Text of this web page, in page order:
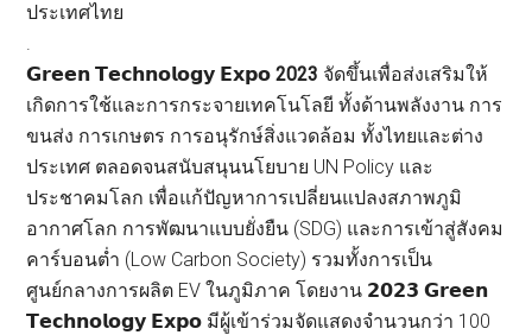
ประเทศไทย
.
𝗚𝗿𝗲𝗲𝗻 𝗧𝗲𝗰𝗵𝗻𝗼𝗹𝗼𝗴𝘆 𝗘𝘅𝗽𝗼2023 จัดขึ้นเพื่อส่งเสริมให้
เกิดการใช้และการกระจายเทคโนโลยี ทั้งด้านพลังงาน การ
ขนส่ง การเกษตร การอนุรักษ์สิ่งแวดล้อม ทั้งไทยและต่าง
ประเทศ ตลอดจนสนับสนุนนโยบาย UN Policy และ
ประชาคมโลก เพื่อแก้ปัญหาการเปลี่ยนแปลงสภาพภูมิ
อากาศโลก การพัฒนาแบบยั่งยืน (SDG) และการเข้าสู่สังคม
คาร์บอนต่ำ (Low Carbon Society) รวมทั้งการเป็น
ศูนย์กลางการผลิต EV ในภูมิภาค โดยงาน 𝟮𝟬𝟮𝟯 𝗚𝗿𝗲𝗲𝗻
𝗧𝗲𝗰𝗵𝗻𝗼𝗹𝗼𝗴𝘆 𝗘𝘅𝗽𝗼 มีผู้เข้าร่วมจัดแสดงจำนวนกว่า 100